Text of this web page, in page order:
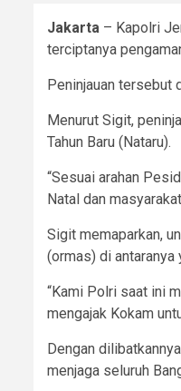
Jakarta – Kapolri
terciptanya
Peninjauan tersebut
Menurut Sigit,
Tahun Baru (Nataru).
“Sesuai arahan
Natal dan
Sigit memaparkan,
(ormas) di antaranya
“Kami Polri saat ini
mengajak Kokam
Dengan
menjaga seluruh